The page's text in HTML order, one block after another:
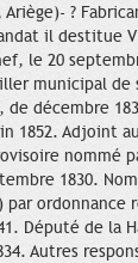
Ariège)- ?
il destitue
le 20
municipal de
de décembre
1852. Adjoint
nommé
1830.
par
Député de la
Autres